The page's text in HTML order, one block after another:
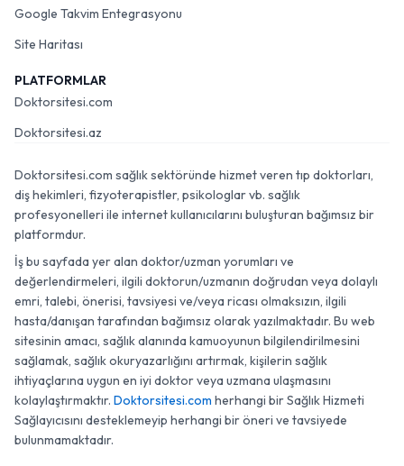
Google Takvim Entegrasyonu
Site Haritası
PLATFORMLAR
Doktorsitesi.com
Doktorsitesi.az
Doktorsitesi.com sağlık sektöründe hizmet veren tıp doktorları,
diş hekimleri, fizyoterapistler, psikologlar vb. sağlık
profesyonelleri ile internet kullanıcılarını buluşturan bağımsız bir
platformdur.
İş bu sayfada yer alan doktor/uzman yorumları ve
değerlendirmeleri, ilgili doktorun/uzmanın doğrudan veya dolaylı
emri, talebi, önerisi, tavsiyesi ve/veya ricası olmaksızın, ilgili
hasta/danışan tarafından bağımsız olarak yazılmaktadır. Bu web
sitesinin amacı, sağlık alanında kamuoyunun bilgilendirilmesini
sağlamak, sağlık okuryazarlığını artırmak, kişilerin sağlık
ihtiyaçlarına uygun en iyi doktor veya uzmana ulaşmasını
kolaylaştırmaktır. Doktorsitesi.com herhangi bir Sağlık Hizmeti
Sağlayıcısını desteklemeyip herhangi bir öneri ve tavsiyede
bulunmamaktadır.